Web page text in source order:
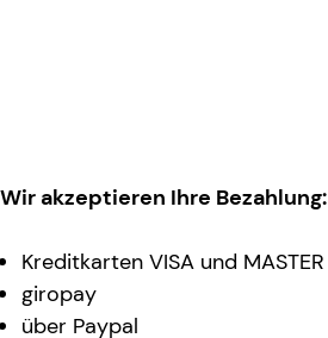
Wir akzeptieren Ihre Bezahlung:
Kreditkarten VISA und MASTER
giropay
über Paypal